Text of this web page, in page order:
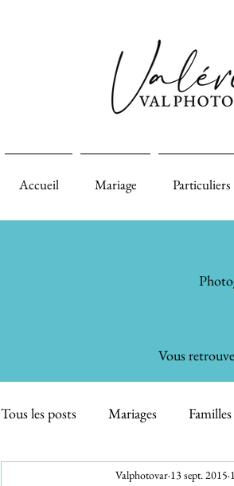
Accueil Mariage Particuliers
Vous
Tous les posts Mariages Familles
Maternité - Bébés Inspiration
Valphotovar 13 sept. 2015